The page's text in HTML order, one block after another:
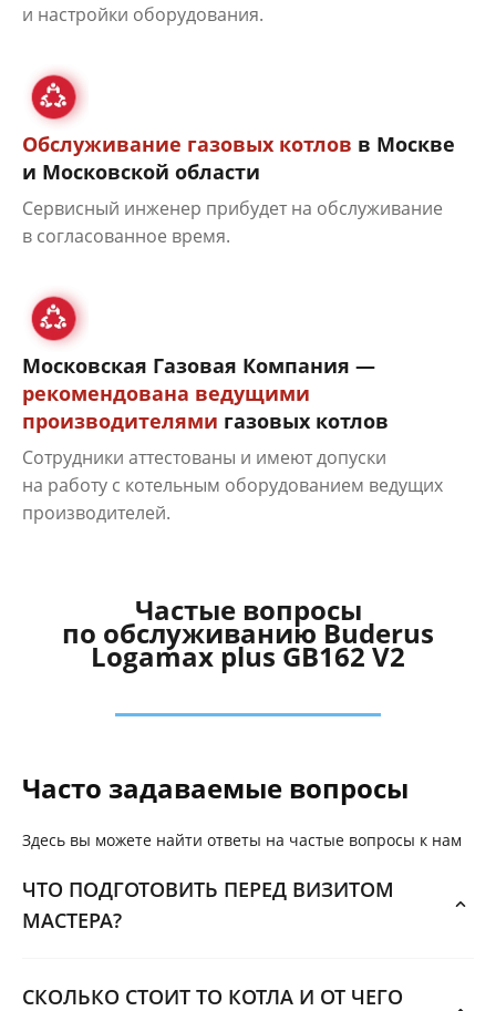
и настройки оборудования.
Обслуживание газовых котлов в Москве
и Московской области
Сервисный инженер прибудет на обслуживание
в согласованное время.
Московская Газовая Компания —
рекомендована ведущими
производителями газовых котлов
Сотрудники аттестованы и имеют допуски
на работу с котельным оборудованием ведущих
производителей.
Частые вопросы
по обслуживанию Buderus
Logamax plus GB162 V2
Часто задаваемые вопросы
Здесь вы можете найти ответы на частые вопросы к нам
ЧТО ПОДГОТОВИТЬ ПЕРЕД ВИЗИТОМ
МАСТЕРА?
СКОЛЬКО СТОИТ ТО КОТЛА И ОТ ЧЕГО